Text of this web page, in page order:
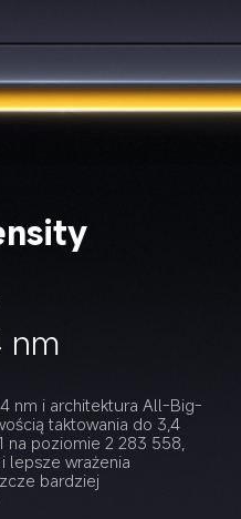
nm
nm i architektura All-Big-
taktowania do 3,4
na poziomie 2 283 558,
lepsze wrażenia
bardziej